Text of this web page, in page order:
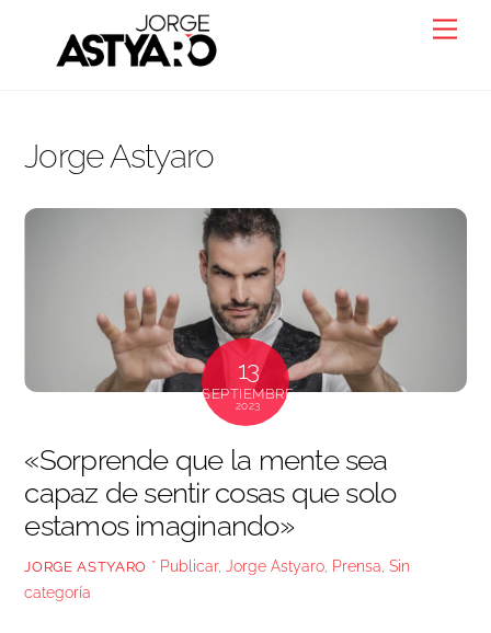
content
Jorge Astyaro
13
SEPTIEMBRE
2023
«Sorprende que la mente sea
capaz de sentir cosas que solo
estamos imaginando»
JORGE ASTYARO * Publicar, Jorge Astyaro, Prensa Sin
categoría